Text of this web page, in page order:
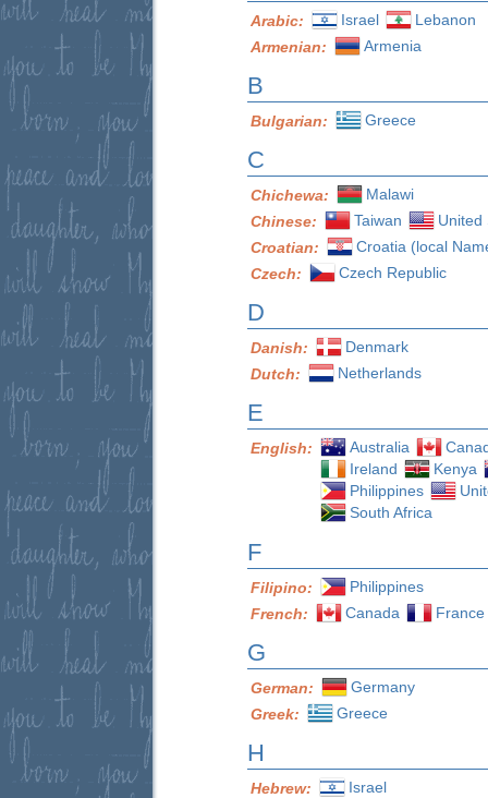
Arabic: Israel
Lebanon
Armenian:
Armenia
B
Bulgarian: Greece
C
Chichewa:
Malawi
Chinese:
Taiwan
United
Croatian:
Croatia (local
Czech:
Czech Republic
D
Danish:
Denmark
Dutch:
Netherlands
E
English: Australia
Ireland
Kenya
Philippines
South Africa
F
Filipino:
Philippines
French:
Canada France
G
German:
Germany
Greek:
Greece
H
Hebrew:
Israel